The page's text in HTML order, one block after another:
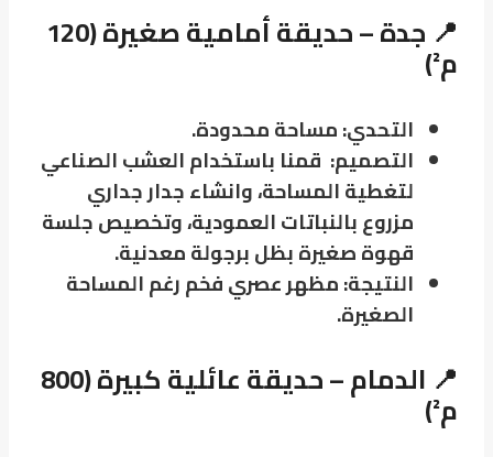
📍 جدة – حديقة أمامية صغيرة (120
م²)
التحدي: مساحة محدودة.
التصميم: قمنا باستخدام العشب الصناعي
لتغطية المساحة، وانشاء جدار جداري
مزروع بالنباتات العمودية، وتخصيص جلسة
قهوة صغيرة بظل برجولة معدنية.
النتيجة: مظهر عصري فخم رغم المساحة
الصغيرة.
📍 الدمام – حديقة عائلية كبيرة (800
م²)